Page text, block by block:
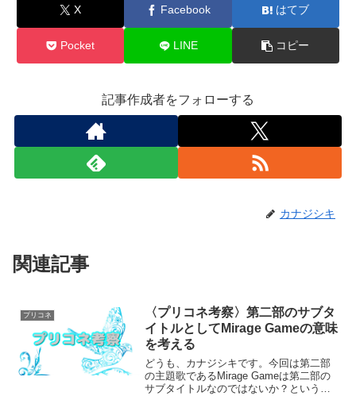
X Facebook はてブ
Pocket LINE コピー
記事作成者をフォローする
カナジシキ
関連記事
プリコネ
〈プリコネ考察〉第二部のサブタ
イトルとしてMirage Gameの意味
を考える
どうも、カナジシキです。今回は第二部
の主題歌であるMirage Gameは第二部の
サブタイトルなのではないか？という視